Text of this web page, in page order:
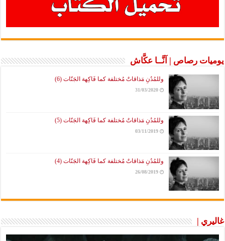
يوميات رصاص | آنَّــا عكَّاش
وللمُدُنِ مَذاقاتٌ مُختلفة كما فَاكِهة الجَنّات (6)
31/03/2020
وللمُدُنِ مَذاقاتٌ مُختلفة كما فَاكِهة الجَنّات (5)
03/11/2019
وللمُدُنِ مَذاقاتٌ مُختلفة كما فَاكِهة الجَنّات (4)
26/08/2019
غاليري |